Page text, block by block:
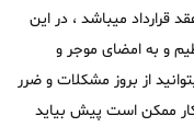
قرارداد میباشد ، در این
و به امضای موجر و
از بروز مشکلات و ضرر
کار ممکن است پیش بیاید